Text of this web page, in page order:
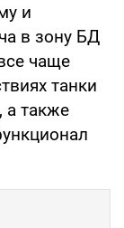
и
в зону БД
чаще
танки
а также